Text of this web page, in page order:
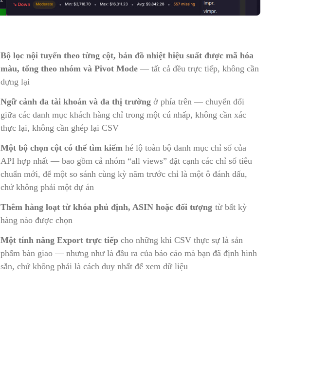
Bộ lọc nội tuyến theo từng cột, bản đồ nhiệt hiệu suất được mã hóa
màu, tổng theo nhóm và Pivot Mode — tất cả đều trực tiếp, không cần
dựng lại
Ngữ cảnh đa tài khoản và đa thị trường ở phía trên — chuyển đổi
giữa các danh mục khách hàng chỉ trong một cú nhấp, không cần xác
thực lại, không cần ghép lại CSV
Một bộ chọn cột có thể tìm kiếm hé lộ toàn bộ danh mục chỉ số của
API hợp nhất — bao gồm cả nhóm “all views” đặt cạnh các chỉ số tiêu
chuẩn mới, để một so sánh cùng kỳ năm trước chỉ là một ô đánh dấu,
chứ không phải một dự án
Thêm hàng loạt từ khóa phủ định, ASIN hoặc đối tượng từ bất kỳ
hàng nào được chọn
Một tính năng Export trực tiếp cho những khi CSV thực sự là sản
phẩm bàn giao — nhưng như là đầu ra của báo cáo mà bạn đã định hình
sẵn, chứ không phải là cách duy nhất để xem dữ liệu